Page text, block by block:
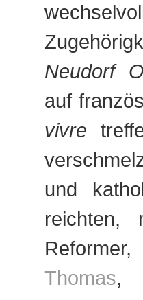
Neudorf
auf
vivre
und
reichten,
Thomas,